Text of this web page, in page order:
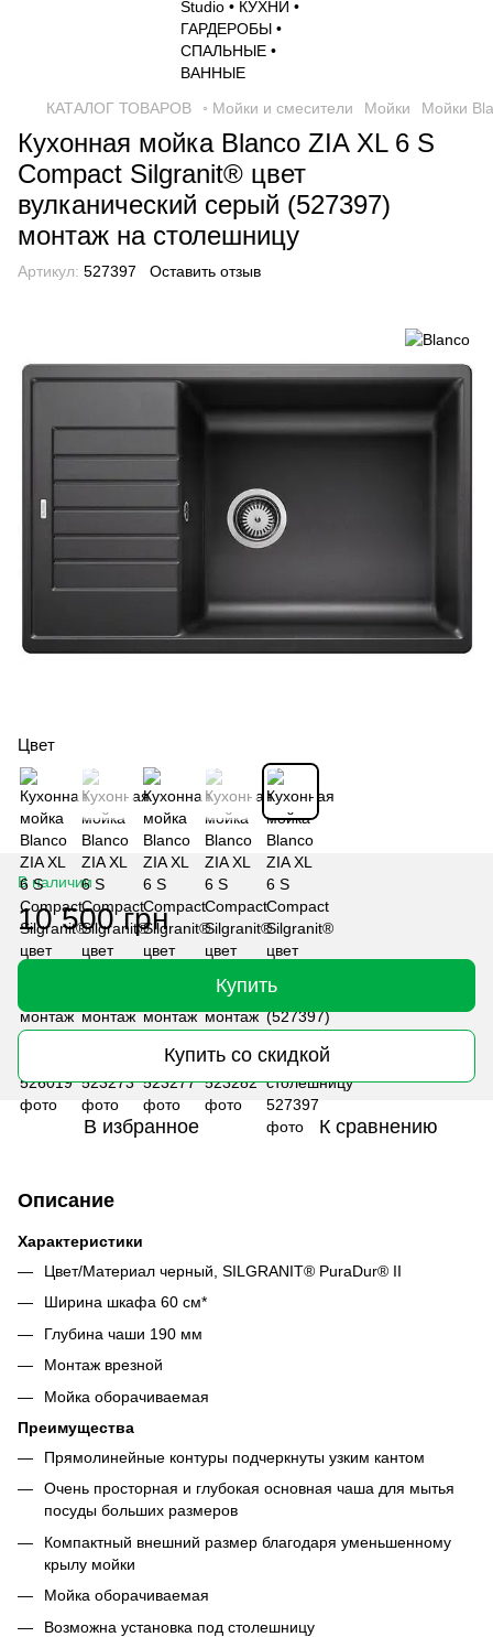
КАТАЛОГ ТОВАРОВ ◦ Мойки и смесители Мойки Мойки
Кухонная мойка Blanco ZIA XL 6 S
Compact Silgranit® цвет
вулканический серый (527397)
монтаж на столешницу
Артикул: 527397 Оставить отзыв
Цвет
В наличии
10 500 грн
Купить
Купить со скидкой
В избранное К сравнению
Описание
Характеристики
Цвет/Материал черный, SILGRANIT® PuraDur® II
Ширина шкафа 60 см*
Глубина чаши 190 мм
Монтаж врезной
Мойка оборачиваемая
Преимущества
Прямолинейные контуры подчеркнуты узким кантом
Очень просторная и глубокая основная чаша для мытья
посуды больших размеров
Компактный внешний размер благодаря уменьшенному
крылу мойки
Мойка оборачиваемая
Возможна установка под столешницу